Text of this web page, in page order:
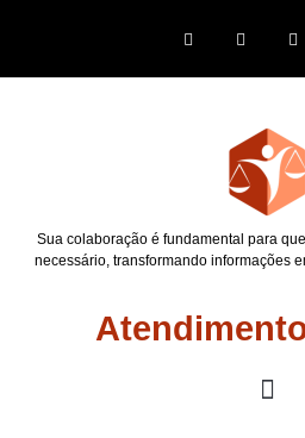
Sua colaboração é fundamental para
necessário, transformando informações